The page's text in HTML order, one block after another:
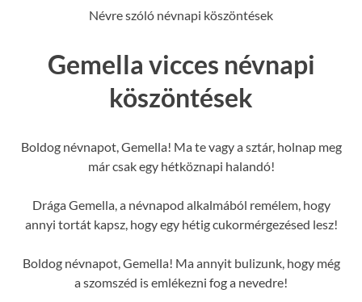
Névre szóló névnapi köszöntések
Gemella vicces névnapi
köszöntések
Boldog névnapot, Gemella! Ma te vagy a sztár, holnap meg
már csak egy hétköznapi halandó!
Drága Gemella, a névnapod alkalmából remélem, hogy
annyi tortát kapsz, hogy egy hétig cukormérgezésed lesz!
Boldog névnapot, Gemella! Ma annyit bulizunk, hogy még
a szomszéd is emlékezni fog a nevedre!